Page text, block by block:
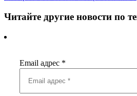
Читайте другие новости по
Email адрес *